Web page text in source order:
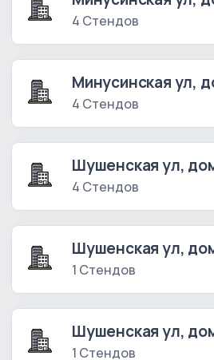
4 Стендов
Минусинская ул,
4 Стендов
Шушенская ул,
4 Стендов
Шушенская ул,
1 Стендов
Шушенская ул,
1 Стендов